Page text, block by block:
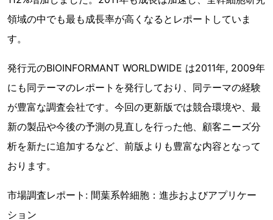
領域の中でも最も成長率が高くなるとレポートしていま
す。
発行元のBIOINFORMANT WORLDWIDE は2011年, 2009年
にも同テーマのレポートを発行しており、同テーマの経験
が豊富な調査会社です。今回の更新版では競合環境や、最
新の製品や今後の予測の見直しを行った他、顧客ニーズ分
析を新たに追加するなど、前版よりも豊富な内容となって
おります。
市場調査レポート: 間葉系幹細胞：進歩およびアプリケー
ション